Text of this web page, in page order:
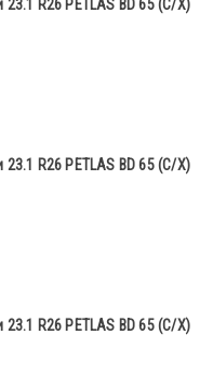
23.1 R26 PETLAS BD 65 (С/Х)
23.1 R26 PETLAS BD 65 (С/Х)
23.1 R26 PETLAS BD 65 (С/Х)